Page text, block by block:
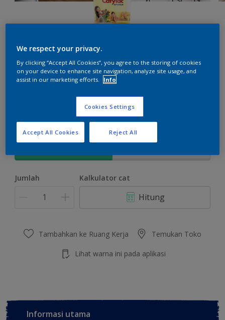
Ukuran
Jumlah Kalkulator cat
Hitung
Tambahkan ke Ruang Kerja Temukan Toko
Lihat warna ini pada aplikasi
Informasi utama
We respect your privacy.
By clicking “Accept All Cookies”, you agree to the storing of cookies
on your device to enhance site navigation, analyze site usage, and
assist in our marketing efforts.
Info
Cookies Settings
Reject All
Accept All Cookies